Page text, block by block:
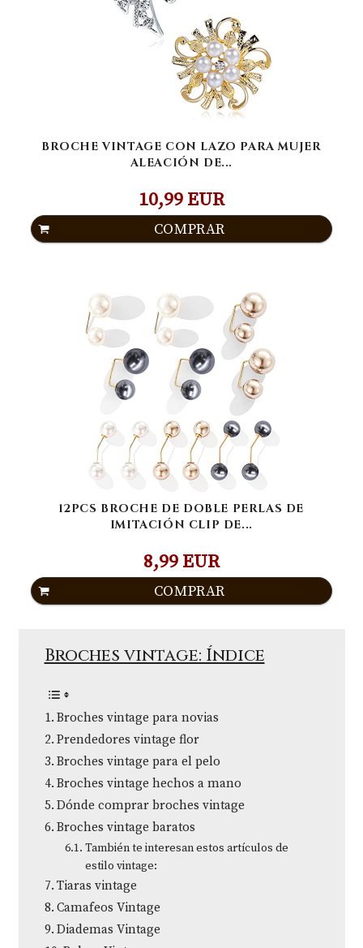
BROCHE VINTAGE CON LAZO PARA MUJER
ALEACIÓN DE...
10,99 EUR
COMPRAR
12PCS BROCHE DE DOBLE PERLAS DE
IMITACIÓN CLIP DE...
8,99 EUR
COMPRAR
Broches vintage: Índice
Broches vintage para novias
Prendedores vintage flor
Broches vintage para el pelo
Broches vintage hechos a mano
Dónde comprar broches vintage
Broches vintage baratos
También te interesan estos artículos de
estilo vintage:
Tiaras vintage
Camafeos Vintage
Diademas Vintage